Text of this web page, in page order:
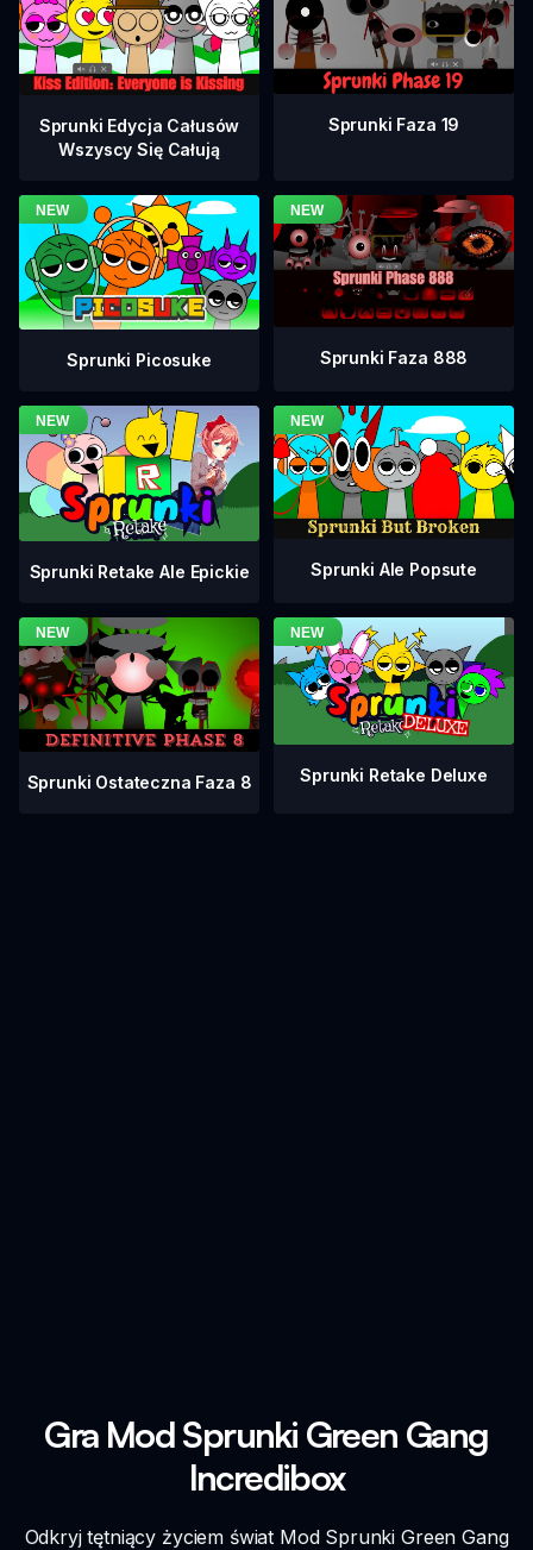
Sprunki Edycja Całusów
Wszyscy Się Całują
Sprunki Faza 19
Sprunki Picosuke Sprunki Faza 888
Sprunki Retake Ale Epickie Sprunki Ale Popsute
Sprunki Ostateczna Faza 8 Sprunki Retake Deluxe
Gra Mod Sprunki Green Gang
Incredibox
Odkryj tętniący życiem świat Mod Sprunki Green Gang